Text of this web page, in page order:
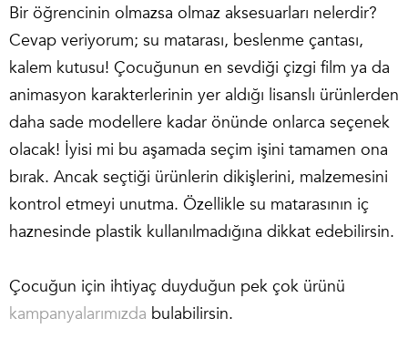
Bir öğrencinin olmazsa olmaz aksesuarları nelerdir?
Cevap veriyorum; su matarası, beslenme çantası,
kalem kutusu! Çocuğunun en sevdiği çizgi film ya da
animasyon karakterlerinin yer aldığı lisanslı ürünlerden
daha sade modellere kadar önünde onlarca seçenek
olacak! İyisi mi bu aşamada seçim işini tamamen ona
bırak. Ancak seçtiği ürünlerin dikişlerini, malzemesini
kontrol etmeyi unutma. Özellikle su matarasının iç
haznesinde plastik kullanılmadığına dikkat edebilirsin.
Çocuğun için ihtiyaç duyduğun pek çok ürünü
kampanyalarımızda bulabilirsin.